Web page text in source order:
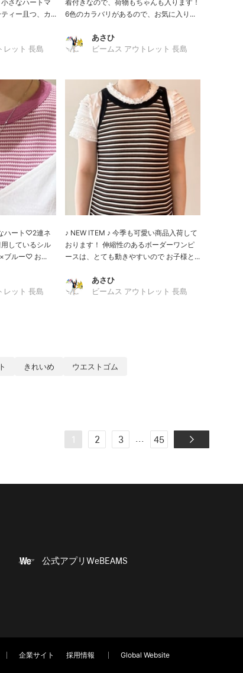
さなハートマ
ィー且つ、カ...
レット 長島
着付きなので、荷物もちゃんも入ります！
6色のカラバリがあるので、お気に入り...
あさひ
ビームス アウトレット 長島
ハート♡2連ネ
しているシル
ブルー♡ お...
レット 長島
♪ NEW ITEM ♪ 今季も可愛い商品入荷して
おります！ 伸縮性のあるボーダーワンピ
ースは、とても動きやすいので お子様と...
あさひ
ビームス アウトレット 長島
きれいめ
ウエストゴム
1 2 3 ... 45
公式アプリWeBEAMS
企業サイト 採用情報 Global Website